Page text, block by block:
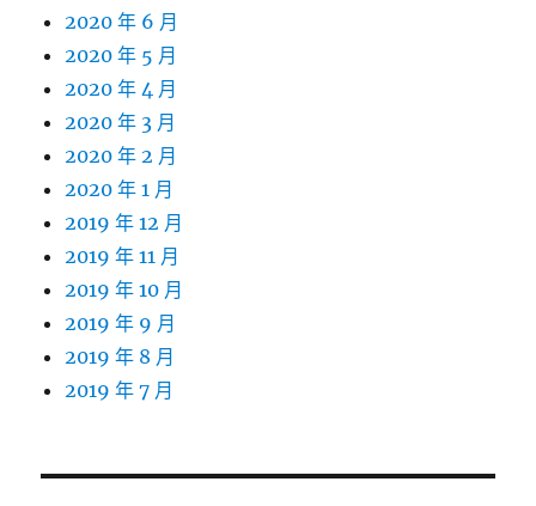
2020 年 6 月
2020 年 5 月
2020 年 4 月
2020 年 3 月
2020 年 2 月
2020 年 1 月
2019 年 12 月
2019 年 11 月
2019 年 10 月
2019 年 9 月
2019 年 8 月
2019 年 7 月